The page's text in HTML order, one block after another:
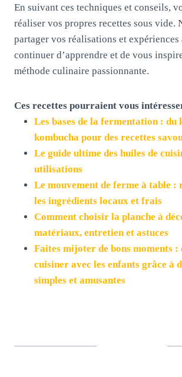
En suivant ces techniques et conseils,
réaliser vos propres recettes sous vide.
partager vos réalisations et expériences
continuer d’apprendre et de vous
méthode culinaire passionnante.
Ces recettes pourraient vous
Les bases de la fermentation : du
kombucha pour des recettes
Le guide ultime des huiles de
utilisations
Le mouvement de ferme à table :
les ingrédients locaux et frais
Comment choisir la planche à
matériaux, entretien et astuces
Faites mijoter de bons moments :
cuisiner avec les enfants grâce à
simples et amusantes